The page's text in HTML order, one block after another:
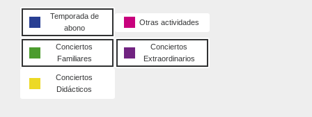
Temporada de
abono
Otras actividades
Conciertos
Familiares
Conciertos
Extraordinarios
Conciertos
Didácticos